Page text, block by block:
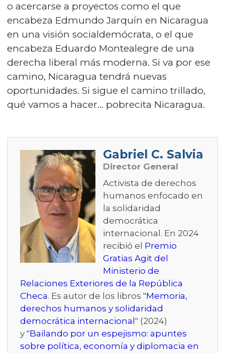
o acercarse a proyectos como el que
encabeza Edmundo Jarquín en Nicaragua
en una visión socialdemócrata, o el que
encabeza Eduardo Montealegre de una
derecha liberal más moderna. Si va por ese
camino, Nicaragua tendrá nuevas
oportunidades. Si sigue el camino trillado,
qué vamos a hacer… pobrecita Nicaragua.
Gabriel C. Salvia
Director General
Activista de derechos
humanos enfocado en
la solidaridad
democrática
internacional. En 2024
recibió el Premio
Gratias Agit del
Ministerio de
Relaciones Exteriores de la República
Checa. Es autor de los libros "Memoria,
derechos humanos y solidaridad
democrática internacional " (2024)
y "Bailando por un espejismo: apuntes
sobre política, economía y diplomacia en